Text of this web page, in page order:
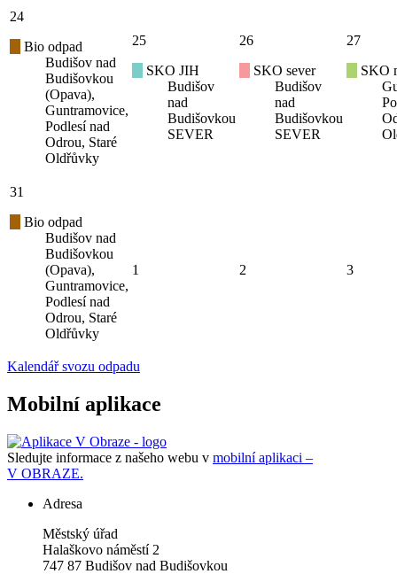
24
Bio odpad
Budišov nad
Budišovkou
(Opava),
Guntramovice,
Podlesí nad
Odrou, Staré
Oldřůvky
25
SKO JIH
Budišov
nad
Budišovkou
SEVER
26
SKO sever
Budišov
nad
Budišovkou
SEVER
27
SKO
31
Bio odpad
Budišov nad
Budišovkou
(Opava),
Guntramovice,
Podlesí nad
Odrou, Staré
Oldřůvky
1 2 3
Kalendář svozu odpadu
Mobilní aplikace
Sledujte informace z našeho webu v mobilní aplikaci –
V OBRAZE.
Adresa
Městský úřad
Halaškovo náměstí 2
747 87 Budišov nad Budišovkou